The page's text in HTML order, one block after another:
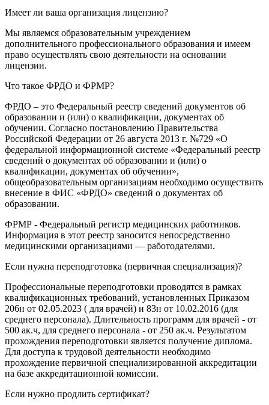
Имеет ли ваша организация лицензию?
Мы являемся образовательным учреждением
дополнительного профессионального образования и имеем
право осуществлять свою деятельности на основании
лицензии.
Что такое ФРДО и ФРМР?
ФРДО – это Федеральный реестр сведений документов об
образовании и (или) о квалификации, документах об
обучении. Согласно постановлению Правительства
Российской Федерации от 26 августа 2013 г. №729 «О
федеральной информационной системе «Федеральный реестр
сведений о документах об образовании и (или) о
квалификации, документах об обучении»,
общеобразовательным организациям необходимо осуществить
внесение в ФИС «ФРДО» сведений о документах об
образовании.
ФРМР - Федеральный регистр медицинских работников.
Информация в этот реестр заносится непосредственно
медицинскими организациями — работодателями.
Если нужна переподготовка (первичная специализация)?
Профессиональные переподготовки проводятся в рамках
квалификационных требований, установленных Приказом
206н от 02.05.2023 ( для врачей) и 83н от 10.02.2016 (для
среднего персонала). Длительность программ для врачей - от
500 ак.ч, для среднего персонала - от 250 ак.ч. Результатом
прохождения переподготовки является получение диплома.
Для доступа к трудовой деятельности необходимо
прохождение первичной специализированной аккредитации
на базе аккредитационной комиссии.
Если нужно продлить сертификат?